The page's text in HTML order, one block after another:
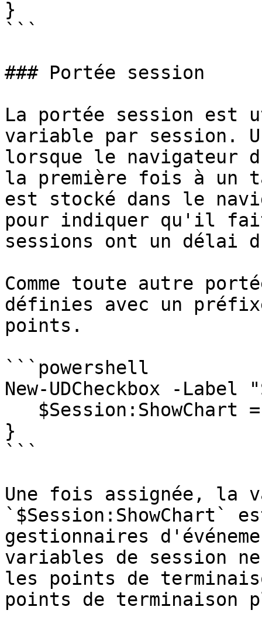
}
```
### Portée session
La portée session est
variable par session.
lorsque le navigateur
la première fois à un
est stocké dans le
pour indiquer qu'il
sessions ont un délai
Comme toute autre
définies avec un
points.
```powershell
New-UDCheckbox -
}
```
Une fois assignée, la
`$Session:ShowChart`
gestionnaires
variables de session
les points de
points de terminaison